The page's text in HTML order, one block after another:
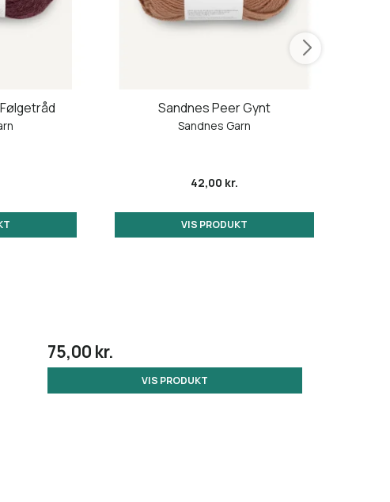
Sandnes Peer Gynt
Sandnes Garn
42,00 kr.
VIS PRODUKT
75,00 kr.
VIS PRODUKT